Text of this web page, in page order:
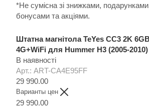
*Не сумісна зі знижками,
бонусами та акціями.
Штатна магнітола TeYes CC3 2K
4G+WiFi для Hummer H3 (2005-2010)
В наявності
Арт.: ART-CA4E95FF
29 990.00
Варианты цен
29 990.00